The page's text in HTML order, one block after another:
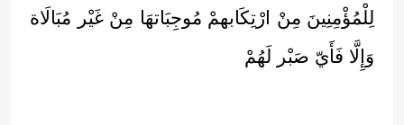
لِلْمُؤْمِنِينَ مِنْ ارْتِكَابهمْ مُوجِبَاتهَا مِنْ غَيْر مُبَالَاة
وَإِلَّا فَأَيّ صَبْر لَهُمْ